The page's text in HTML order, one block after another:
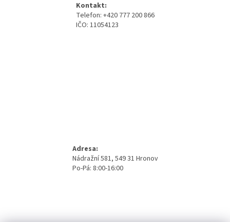
Kontakt:
Telefon: +420 777 200 866
IČO: 11054123
Adresa:
Nádražní 581, 549 31 Hronov
Po-Pá: 8:00-16:00